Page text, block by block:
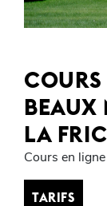
COURS
BEAUX
LA
Cours en ligne
TARIFS